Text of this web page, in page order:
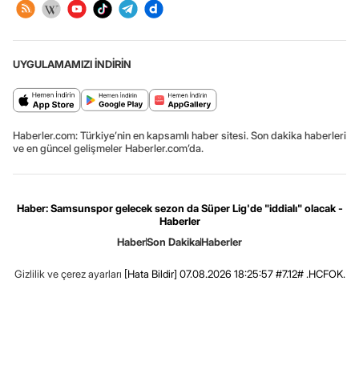
UYGULAMAMIZI İNDİRİN
Haberler.com: Türkiye’nin en kapsamlı haber sitesi. Son dakika haberleri
ve en güncel gelişmeler Haberler.com’da.
Haber: Samsunspor gelecek sezon da Süper Lig'de "iddialı" olacak -
Haberler
HaberSon DakikaHaberler
Gizlilik ve çerez ayarları [Hata Bildir] 07.08.2026 18:25:57 #7.12# .HCFOK.